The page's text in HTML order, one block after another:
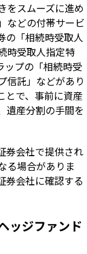
をスムーズに進め
などの付帯サービ
の「相続時受取人
時受取人指定特
ップの「相続時受
信託」などがあり
とで、事前に資産
遺産分割の手間を
券会社で提供され
る場合がありま
券会社に確認する
ッジファンド